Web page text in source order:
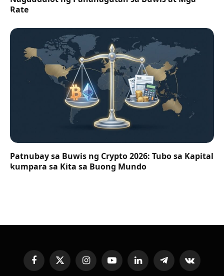
Rate
Patnubay sa Buwis ng Crypto 2026: Tubo sa Kapital
kumpara sa Kita sa Buong Mundo
FacebookX
(Twitter)
InstagramYouTubeLinkedInTelegramVKontakte